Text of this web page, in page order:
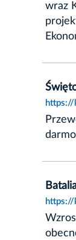
wraz
https://
https://